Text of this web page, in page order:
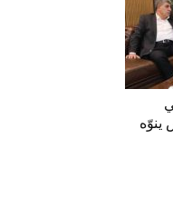
ينوّه